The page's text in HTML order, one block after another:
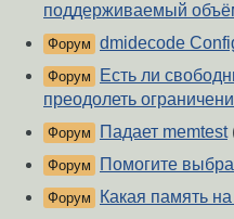
поддерживаемый
Форум dmidecode
Форум
Есть ли
преодолеть
Форум Падает memtest
Форум Помогите
Форум Какая память